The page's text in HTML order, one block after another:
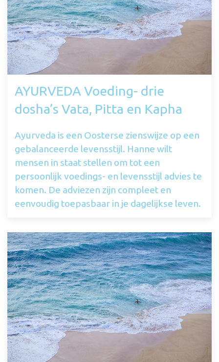
AYURVEDA Voeding- drie
dosha’s Vata, Pitta en Kapha
Ayurveda is een Oosterse zienswijze op een
gebalanceerde levensstijl. Hanne wilt
mensen in staat stellen om tot een
persoonlijk voedings- en levensstijl advies te
komen. De adviezen zijn compleet en
eenvoudig toepasbaar in je dagelijkse leven.